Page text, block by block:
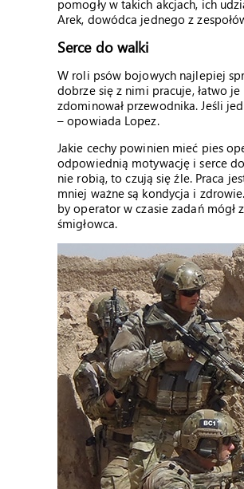
pomogły w takich akcjach, ich
Arek, dowódca jednego z
Serce do walki
W roli psów bojowych najlepiej
dobrze się z nimi pracuje, łatwo
zdominował przewodnika. Jeśli
– opowiada Lopez.
Jakie cechy powinien mieć pies
odpowiednią motywację i serce
nie robią, to czują się źle. Praca
mniej ważne są kondycja i
by operator w czasie zadań mógł
śmigłowca.